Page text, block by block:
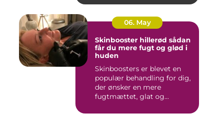
06. May
Skinbooster hillerød sådan
får du mere fugt og glød i
huden
Skinboosters er blevet en
populær behandling for dig,
der ønsker en mere
fugtmættet, glat og